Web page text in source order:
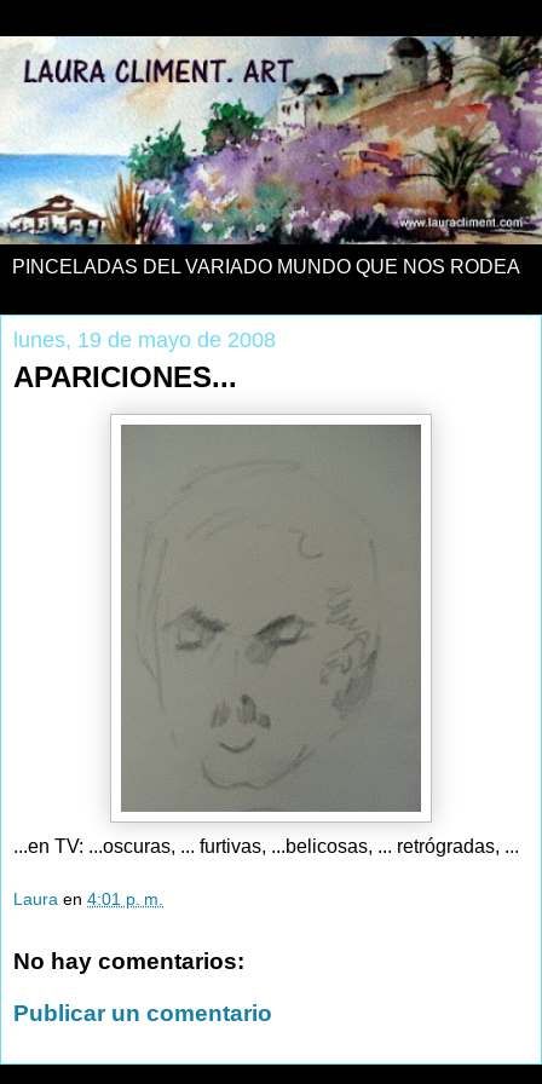
PINCELADAS DEL VARIADO MUNDO QUE NOS RODEA
lunes, 19 de mayo de 2008
APARICIONES...
...en TV: ...oscuras, ... furtivas, ...belicosas, ... retrógradas, ...
Laura en 4:01 p. m.
No hay comentarios:
Publicar un comentario